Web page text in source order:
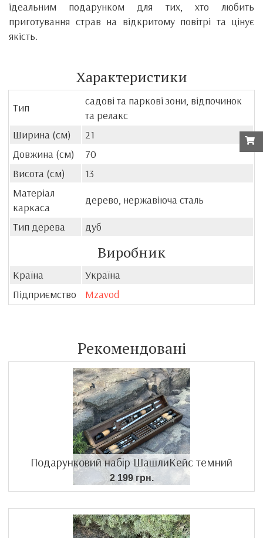
ідеальним подарунком для тих, хто любить
приготування страв на відкритому повітрі та цінує
якість.
Характеристики
Тип
садові та паркові зони, відпочинок
та релакс
Ширина (см)
21
Довжина (см)
70
Висота (см)
13
Матеріал
каркаса
дерево, нержавіюча сталь
Тип дерева
дуб
Виробник
Країна
Україна
Підприємство
Mzavod
Рекомендовані
Подарунковий набір ШашлиКейс темний
2 199 грн.